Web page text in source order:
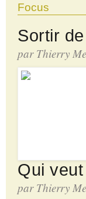
Focus
Sortir
par Thierry
Qui
par Thierry